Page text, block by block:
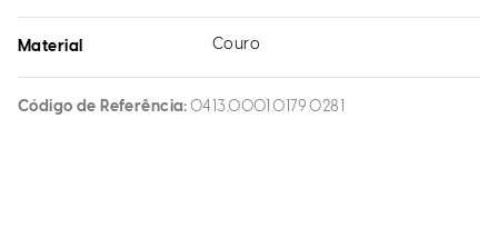
Material Couro
Código de Referência 0413.0001.0179.0281